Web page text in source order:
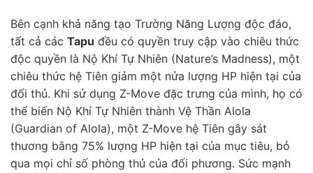
Bên cạnh khả năng tạo Trường Năng Lượng độc đáo,
tất cả các Tapu đều có quyền truy cập vào chiêu thức
độc quyền là Nộ Khí Tự Nhiên (Nature’s Madness), một
chiêu thức hệ Tiên giảm một nửa lượng HP hiện tại của
đối thủ. Khi sử dụng Z-Move đặc trưng của mình, họ có
thể biến Nộ Khí Tự Nhiên thành Vệ Thần Alola
(Guardian of Alola), một Z-Move hệ Tiên gây sát
thương bằng 75% lượng HP hiện tại của mục tiêu, bỏ
qua mọi chỉ số phòng thủ của đối phương. Sức mạnh